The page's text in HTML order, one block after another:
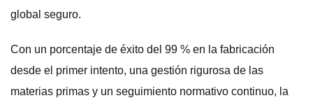
global seguro.
Con un porcentaje de éxito del 99 % en la fabricación
desde el primer intento, una gestión rigurosa de las
materias primas y un seguimiento normativo continuo, la